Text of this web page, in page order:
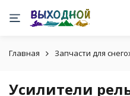
Главная Запчасти для
Усилители